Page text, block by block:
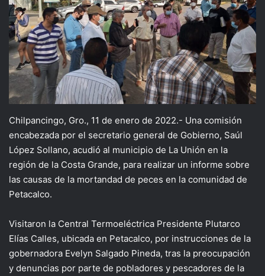
Chilpancingo, Gro., 11 de enero de 2022.- Una comisión
encabezada por el secretario general de Gobierno, Saúl
López Sollano, acudió al municipio de La Unión en la
región de la Costa Grande, para realizar un informe sobre
las causas de la mortandad de peces en la comunidad de
Petacalco.
Visitaron la Central Termoeléctrica Presidente Plutarco
Elías Calles, ubicada en Petacalco, por instrucciones de la
gobernadora Evelyn Salgado Pineda, tras la preocupación
y denuncias por parte de pobladores y pescadores de la